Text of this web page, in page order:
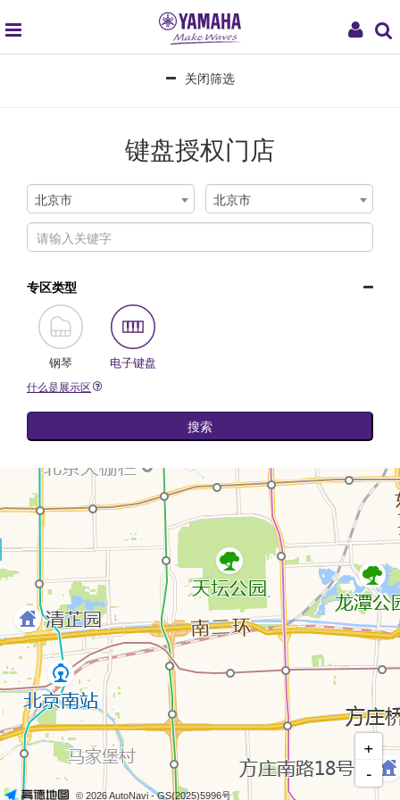
My
global
关闭筛选
键盘授权门店
北京市 北京市
专区类型
钢琴 电子键盘
什么是展示区
搜索
+
-
© 2026 AutoNavi - GS(2025)5996号